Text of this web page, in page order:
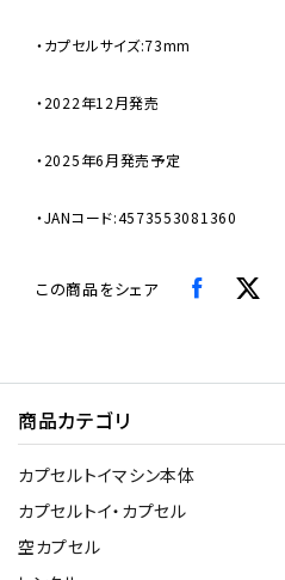
・カプセルサイズ:73mm
・2022年12月発売
・2025年6月発売予定
・JANコード:4573553081360
この商品をシェア
商品カテゴリ
カプセルトイマシン本体
カプセルトイ・カプセル
空カプセル